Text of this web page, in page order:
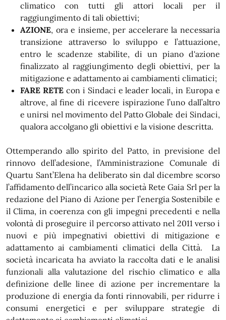
climatico con tutti gli attori locali per il
raggiungimento di tali obiettivi;
AZIONE, ora e insieme, per accelerare la necessaria
transizione attraverso lo sviluppo e l’attuazione,
entro le scadenze stabilite, di un piano d'azione
finalizzato al raggiungimento degli obiettivi, per la
mitigazione e adattamento ai cambiamenti climatici;
FARE RETEcon i Sindaci e leader locali, in Europa e
altrove, al fine di ricevere ispirazione l’uno dall’altro
e unirsi nel movimento del Patto Globale dei Sindaci,
qualora accolgano gli obiettivi e la visione descritta.
Ottemperando allo spirito del Patto, in previsione del
rinnovo dell’adesione, l’Amministrazione Comunale di
Quartu Sant’Elena ha deliberato sin dal dicembre scorso
l’affidamento dell’incarico alla società Rete Gaia Srl per la
redazione del Piano di Azione per l’energia Sostenibile e
il Clima, in coerenza con gli impegni precedenti e nella
volontà di proseguire il percorso attivato nel 2011 verso i
nuovi e più impegnativi obiettivi di mitigazione e
adattamento ai cambiamenti climatici della Città. La
società incaricata ha avviato la raccolta dati e le analisi
funzionali alla valutazione del rischio climatico e alla
definizione delle linee di azione per incrementare la
produzione di energia da fonti rinnovabili, per ridurre i
consumi energetici e per sviluppare strategie di